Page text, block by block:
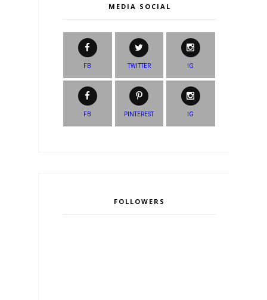
MEDIA SOCIAL
FB TWITTER IG
FB PINTEREST IG
FOLLOWERS